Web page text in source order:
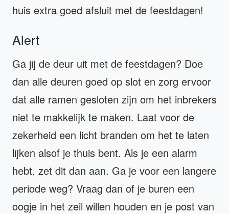
huis extra goed afsluit met de feestdagen!
Alert
Ga jij de deur uit met de feestdagen? Doe
dan alle deuren goed op slot en zorg ervoor
dat alle ramen gesloten zijn om het inbrekers
niet te makkelijk te maken. Laat voor de
zekerheid een licht branden om het te laten
lijken alsof je thuis bent. Als je een alarm
hebt, zet dit dan aan. Ga je voor een langere
periode weg? Vraag dan of je buren een
oogje in het zeil willen houden en je post van